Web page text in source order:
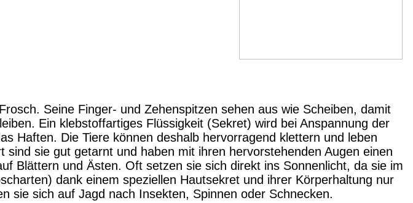
Seine Finger- und Zehenspitzen sehen aus wie Scheiben, damit
Ein klebstoffartiges Flüssigkeit (Sekret) wird bei Anspannung der
Haften. Die Tiere können deshalb hervorragend klettern und leben
sind sie gut getarnt und haben mit ihren hervorstehenden Augen einen
Blättern und Ästen. Oft setzen sie sich direkt ins Sonnenlicht, da sie im
dank einem speziellen Hautsekret und ihrer Körperhaltung nur
sie sich auf Jagd nach Insekten, Spinnen oder Schnecken.